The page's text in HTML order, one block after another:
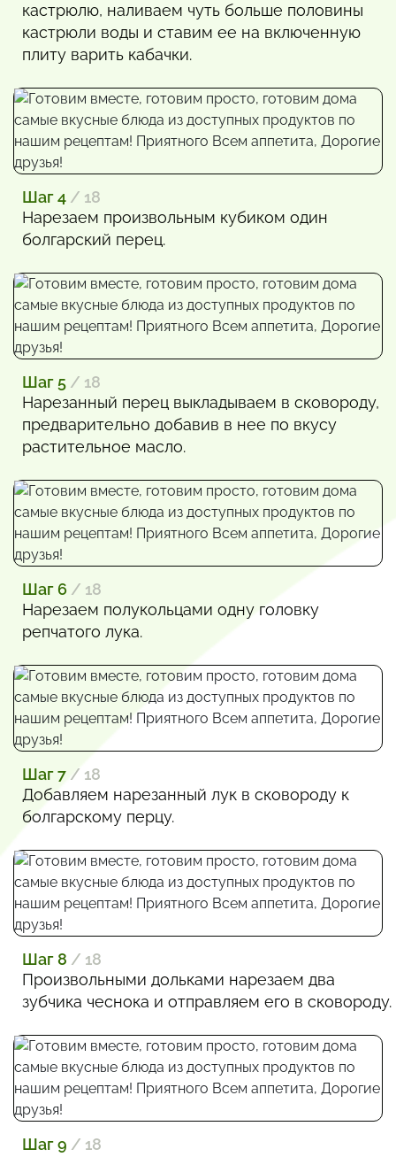
кастрюлю, наливаем чуть больше половины
кастрюли воды и ставим ее на включенную
плиту варить кабачки.
Шаг 4 / 18
Нарезаем произвольным кубиком один
болгарский перец.
Шаг 5 / 18
Нарезанный перец выкладываем в сковороду,
предварительно добавив в нее по вкусу
растительное масло.
Шаг 6 / 18
Нарезаем полукольцами одну головку
репчатого лука.
Шаг 7 / 18
Добавляем нарезанный лук в сковороду к
болгарскому перцу.
Шаг 8 / 18
Произвольными дольками нарезаем два
зубчика чеснока и отправляем его в сковороду.
Шаг 9 / 18